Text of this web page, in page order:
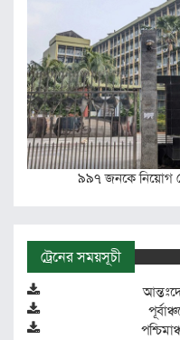
৯৯৭ জনকে নিয়োগ
ট্রেনের সময়সূচী